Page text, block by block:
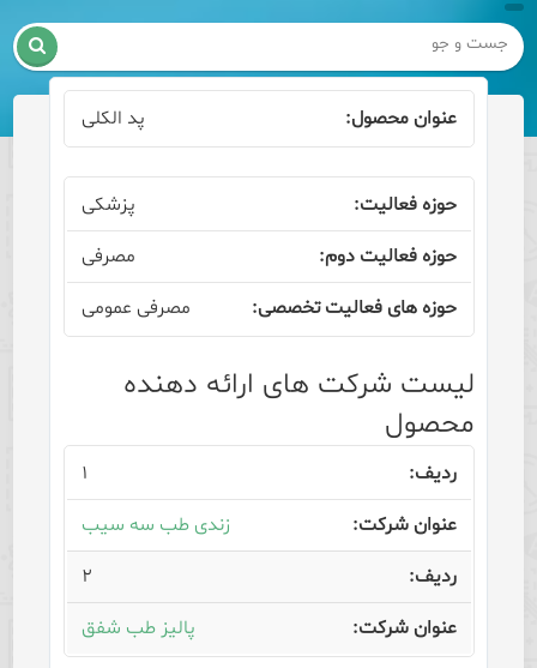

پد الکلی
پزشکی
مصرفی
مصرفی عمومی
لیست شرکت های ارائه دهنده
محصول
۱
زندی طب سه سیب
۲
پالیز طب شفق